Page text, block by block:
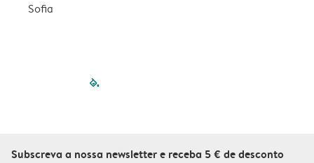
Sofia
filled-pagination
Subscreva a nossa newsletter e receba 5 € de desconto